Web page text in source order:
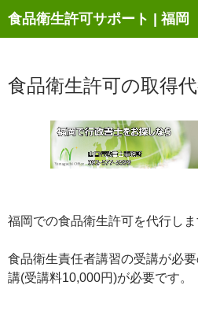
食品衛生許可サポート | 福岡
検
索
ン
ツ
食品衛生許可の取得代
福岡での食品衛生許可を代行しま
食品衛生責任者講習の受講が必
講(受講料10,000円)が必要です。